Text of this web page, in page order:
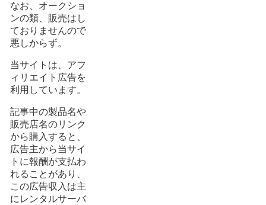
なお、オークショ
ンの類、販売はし
ておりませんので
悪しからず。
当サイトは、アフ
ィリエイト広告を
利用しています。
記事中の製品名や
販売店名のリンク
から購入すると、
広告主から当サイ
トに報酬が支払わ
れることがあり、
この広告収入は主
にレンタルサーバ